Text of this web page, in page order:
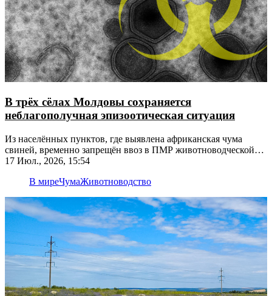
В трёх сёлах Молдовы сохраняется
неблагополучная эпизоотическая ситуация
Из населённых пунктов, где выявлена африканская чума
свиней, временно запрещён ввоз в ПМР животноводческой
продукции
17 Июл., 2026, 15:54
В миреЧумаЖивотноводство